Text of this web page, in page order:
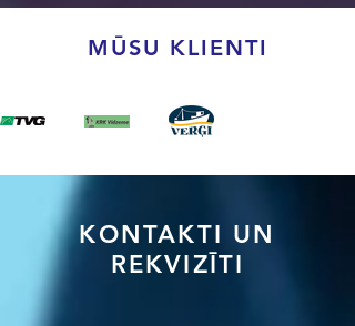
MŪSU KLIENTI
KONTAKTI UN
REKVIZĪTI